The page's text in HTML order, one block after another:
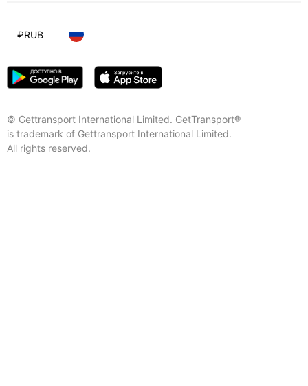
© Gettransport International Limited. GetTransport®
is trademark of Gettransport International Limited.
All rights reserved.
₽RUB